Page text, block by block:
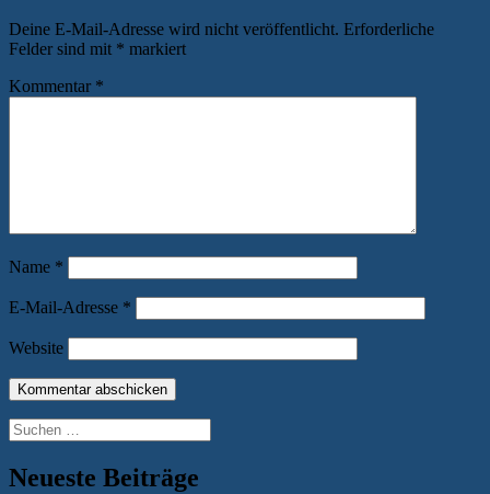
Deine E-Mail-Adresse wird nicht veröffentlicht. Erforderliche
Felder sind mit * markiert
Kommentar *
Name *
E-Mail-Adresse *
Website
Suchen
nach:
Neueste Beiträge